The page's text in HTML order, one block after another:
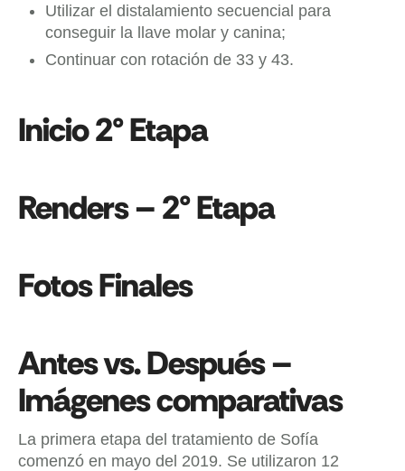
Utilizar el distalamiento secuencial para
conseguir la llave molar y canina;
Continuar con rotación de 33 y 43.
Inicio 2° Etapa
Renders – 2° Etapa
Fotos Finales
Antes vs. Después –
Imágenes comparativas
La primera etapa del tratamiento de Sofía
comenzó en mayo del 2019. Se utilizaron 12